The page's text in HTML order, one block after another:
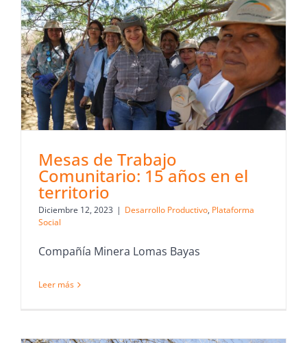
Mesas de Trabajo
Comunitario: 15 años en el
territorio
Diciembre 12, 2023 | Desarrollo Productivo, Plataforma
Social
Compañía Minera Lomas Bayas
Leer más